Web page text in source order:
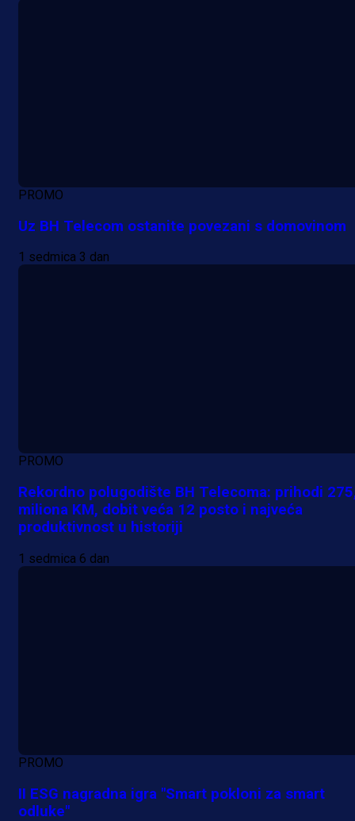
PROMO
Uz BH Telecom ostanite povezani s domovinom
1 sedmica 3 dan
PROMO
Rekordno polugodište BH Telecoma: prihodi
miliona KM, dobit veća 12 posto i najveća
produktivnost u historiji
1 sedmica 6 dan
PROMO
II ESG nagradna igra "Smart pokloni za smart
odluke"